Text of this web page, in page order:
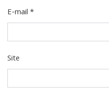
E-mail*
Site